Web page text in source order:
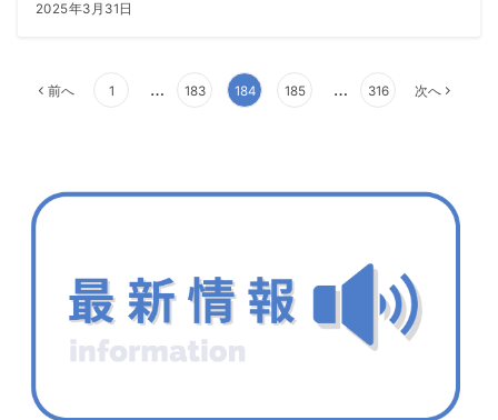
2025年3月31日
ジ
前へ 1 … 183 184 185 … 316 次へ